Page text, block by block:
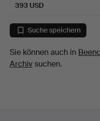
393 USD
Suche speichern
Sie können auch in
Archivsuchen.